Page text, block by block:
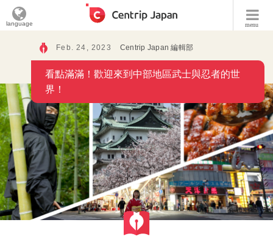
menu
language
Feb. 24, 2023 Centrip Japan 編輯部
看點滿滿！歡迎來到中部地區武士與忍者的世
界！